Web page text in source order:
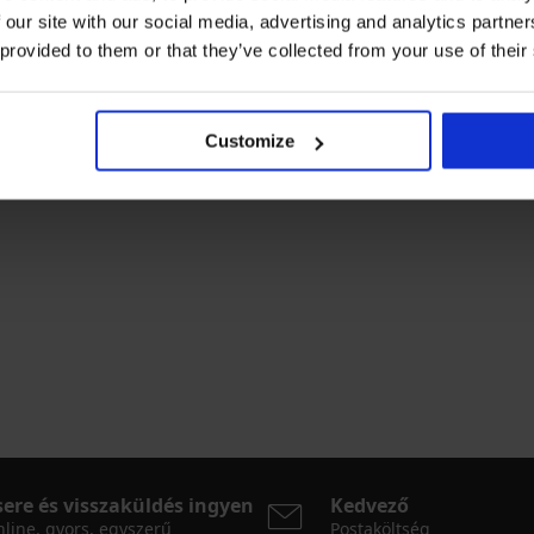
site with our social media, advertising and analytics
to them or that they’ve collected from your use of
Customize
Cosmo bársony ruha
és visszaküldés ingyen
gyors, egyszerű
Kedvező
Postaköltség